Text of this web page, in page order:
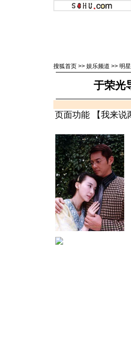
搜狐首页 >> 娱乐频道 >> 明
于荣光
页面功能 【我来说